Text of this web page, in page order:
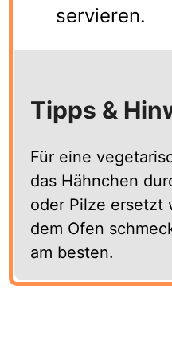
servieren.
Tipps &
Für eine
das Hähnchen
oder Pilze ersetzt
dem Ofen
am besten.